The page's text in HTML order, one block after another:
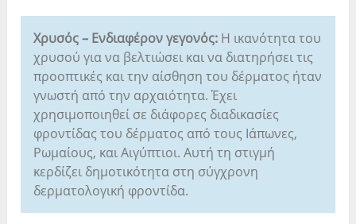
Χρυσός – Ενδιαφέρον γεγονός: Η ικανότητα του
χρυσού για να βελτιώσει και να διατηρήσει τις
προοπτικές και την αίσθηση του δέρματος ήταν
γνωστή από την αρχαιότητα. Έχει
χρησιμοποιηθεί σε διάφορες διαδικασίες
φροντίδας του δέρματος από τους Ιάπωνες,
Ρωμαίους, και Αιγύπτιοι. Αυτή τη στιγμή
κερδίζει δημοτικότητα στη σύγχρονη
δερματολογική φροντίδα.